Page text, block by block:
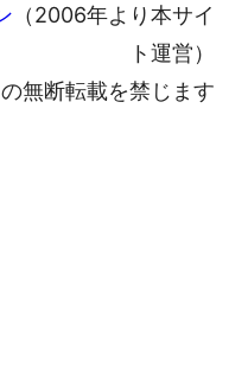
（2006年より本サイ
ト運営）
無断転載を禁じます